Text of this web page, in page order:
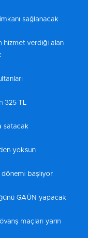
sağlanacak
hizmet verdiği alan
325 TL
satacak
yoksun
başlıyor
GAÜN yapacak
maçları yarın